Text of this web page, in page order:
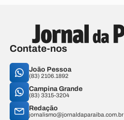
Contate-nos
João Pessoa
(83) 2106.1892
Campina Grande
(83) 3315-3204
Redação
jornalismo@jornaldaparaiba.com.br